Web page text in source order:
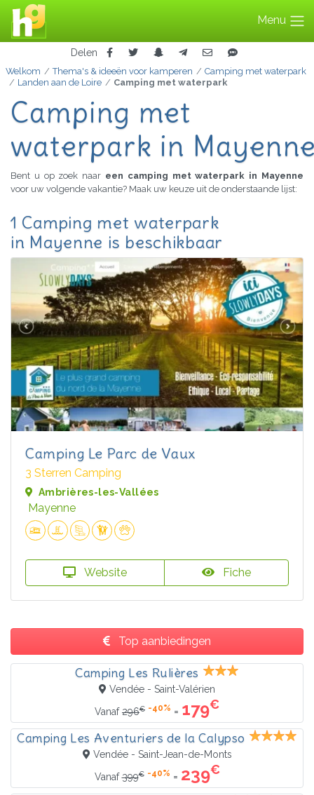
Menu
Delen
Welkom Thema's & ideeën voor kamperen
Camping met waterpark
Landen aan de Loire
Camping met waterpark
Camping met
waterpark in
Bent u op zoek naar een camping met waterpark in Mayenne
voor uw volgende vakantie? Maak uw keuze uit de onderstaande lijst:
1 Camping met waterpark
in Mayenne is beschikbaar
Camping Le Parc de Vaux
3 Sterren Camping
Ambrières-les-Vallées
Mayenne
Website Fiche
Top aanbiedingen
Camping Les Rulières
Vendée - Saint-Valérien
Vanaf296€ -40% = 179€
Camping Les Aventuriers de la Calypso
Vendée - Saint-Jean-de-Monts
Vanaf399€ -40% = 239€